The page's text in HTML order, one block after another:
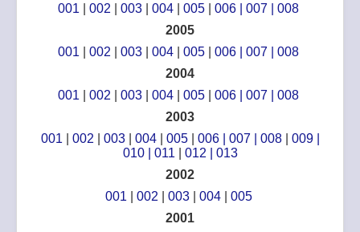
001
002 003 004 005 006 007
008
2005
001
002 003 004 005 006 007
008
2004
001
002 003 004 005 006 007
008
2003
001
002 003 004| 005| 006| 007 008| 009|
010
011 012
013
2002
001
002 003 004| 005
2001